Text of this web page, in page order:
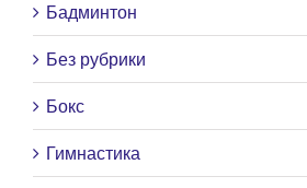
Бадминтон
Без рубрики
Бокс
Гимнастика